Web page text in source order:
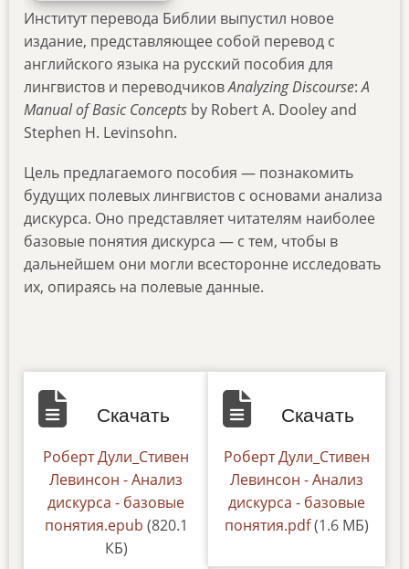
Институт перевода Библии выпустил новое
издание, представляющее собой перевод с
английского языка на русский пособия для
лингвистов и переводчиковAnalyzingDiscourse:A
ManualofBasic Concepts by Robert A. Dooley and
Stephen H. Levinsohn.
Цель предлагаемого пособия — познакомить
будущих полевых лингвистов с основами анализа
дискурса. Оно представляет читателям наиболее
базовые понятия дискурса — с тем, чтобы в
дальнейшем они могли всесторонне исследовать
их, опираясь на полевые данные.
Скачать
Документ
Роберт Дули_Стивен
Левинсон - Анализ
дискурса - базовые
понятия.epub (820.1
КБ)
Скачать
Документ
Роберт Дули_Стивен
Левинсон - Анализ
дискурса - базовые
понятия.pdf(1.6 МБ)